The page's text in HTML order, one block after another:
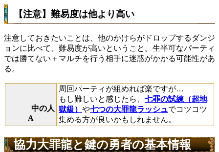
【注意】難易度は他より高い
注意しておきたいことは、他のかけらがドロップするダンジ
ョンに比べて、難易度が高いということ。生半可なパーティ
では勝てない＋マルチを行う相手に迷惑がかかる可能性があ
る。
中の人
A
周回パーティが組めれば楽ですが…
もし難しいと感じたら、 七罪の試練（超地
獄級） や七つの大罪龍ラッシュでコツコツ
集める方が良いかもしれません。
協力大罪龍と鍵の勇者の基本情報